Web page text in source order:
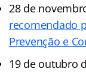
28 de
recomendado
Prevenção e
19 de outubro